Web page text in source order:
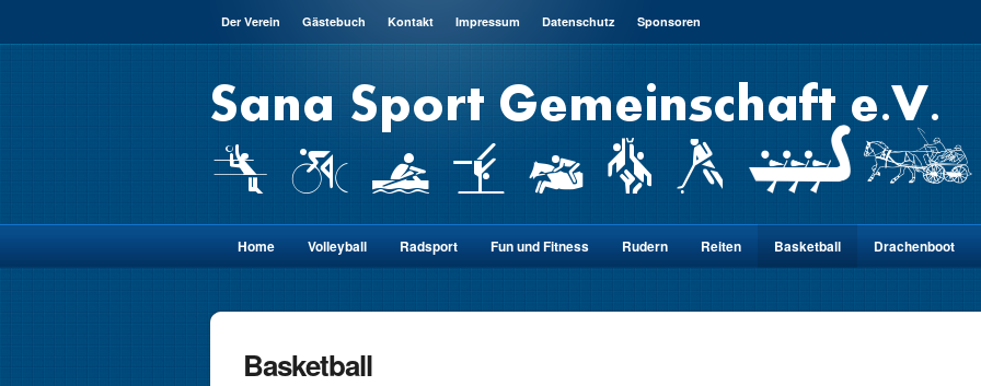
Der Verein Gästebuch Kontakt Impressum Datenschutz Sponsoren
Home Volleyball Radsport Fun und Fitness Rudern Reiten Basketball Drachenboot
Basketball